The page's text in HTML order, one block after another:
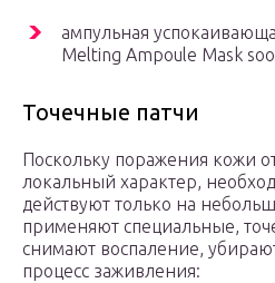
ампульная
Melting Ampoule Mask
Точечные патчи
Поскольку поражения кожи
локальный характер,
действуют только на
применяют специальные,
снимают воспаление,
процесс заживления: